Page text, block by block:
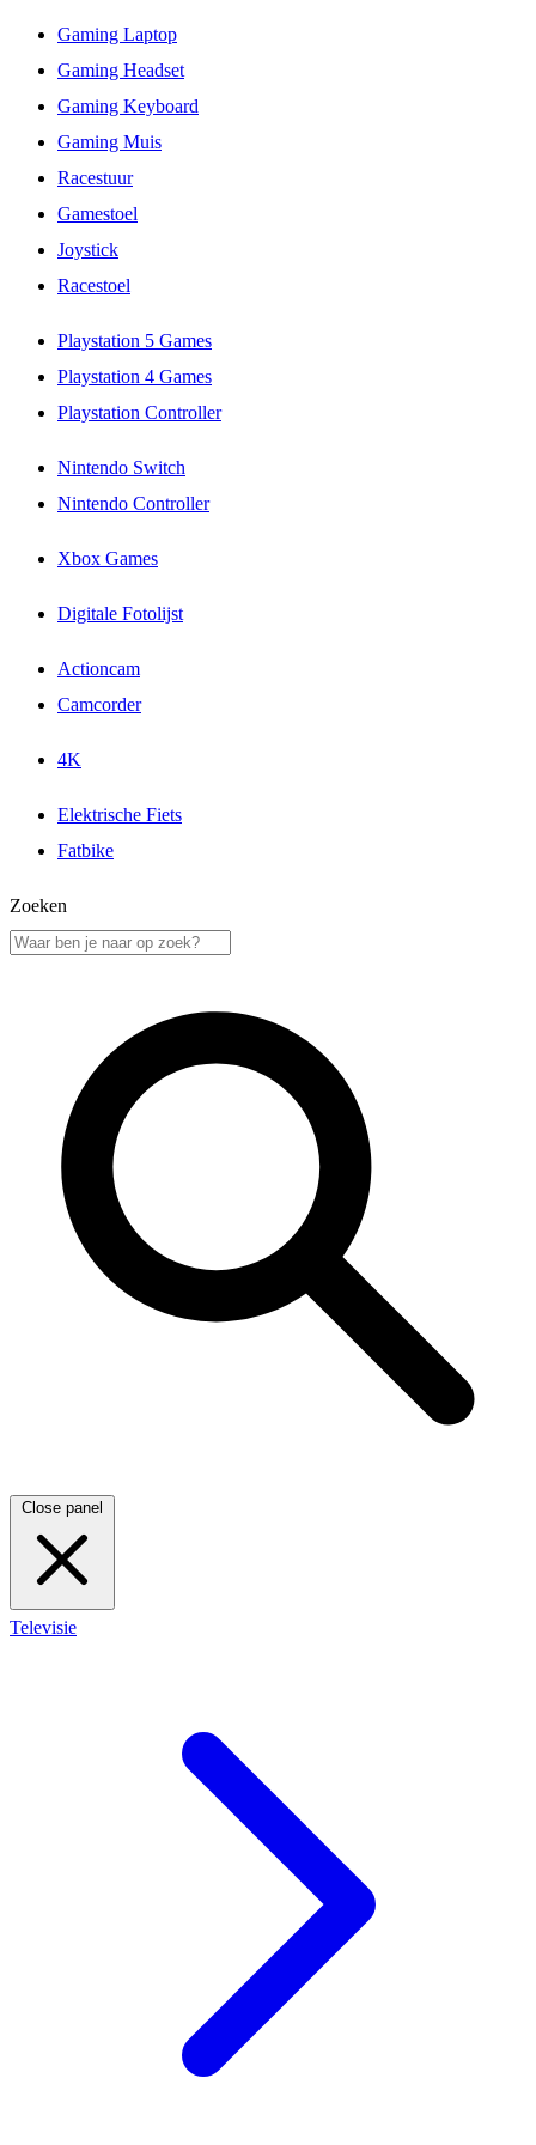
Gaming Laptop
Gaming Headset
Gaming Keyboard
Gaming Muis
Racestuur
Gamestoel
Joystick
Racestoel
Playstation 5 Games
Playstation 4 Games
Playstation Controller
Nintendo Switch
Nintendo Controller
Xbox Games
Digitale Fotolijst
Actioncam
Camcorder
4K
Elektrische Fiets
Fatbike
Zoeken
Close panel
Televisie